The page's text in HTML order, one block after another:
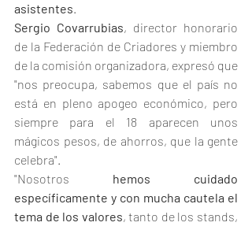
asistentes.
Sergio Covarrubias, director honorario
de la Federación de Criadores y miembro
de la comisión organizadora, expresó que
"nos preocupa, sabemos que el país no
está en pleno apogeo económico, pero
siempre para el 18 aparecen unos
mágicos pesos, de ahorros, que la gente
celebra".
"Nosotros hemos cuidado
específicamente y con mucha cautela el
tema de los valores, tanto de los stands,